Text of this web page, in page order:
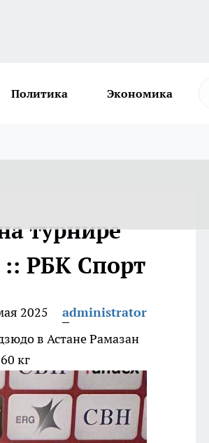
Политика Экономика
турнире
:: РБК Спорт
2025
administrator
в АстанеРамазан
кг